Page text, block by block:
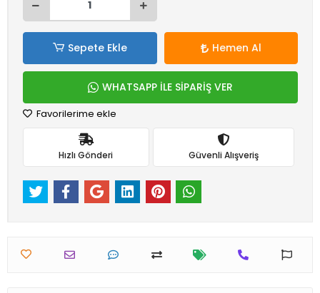
Sepete Ekle Hemen Al
WHATSAPP İLE SİPARİŞ VER
Favorilerime ekle
Hızlı Gönderi Güvenli Alışveriş